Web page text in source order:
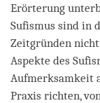
Erörterung
Sufismus sind in
Zeitgründen
Aspekte des
Aufmerksamkeit
Praxis richten,